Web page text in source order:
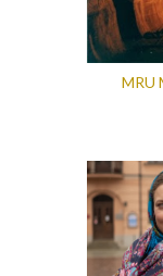
MRU